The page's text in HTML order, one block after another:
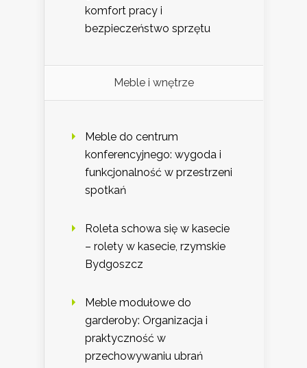
komfort pracy i
bezpieczeństwo sprzętu
Meble i wnętrze
Meble do centrum
konferencyjnego: wygoda i
funkcjonalność w przestrzeni
spotkań
Roleta schowa się w kasecie
– rolety w kasecie, rzymskie
Bydgoszcz
Meble modułowe do
garderoby: Organizacja i
praktyczność w
przechowywaniu ubrań